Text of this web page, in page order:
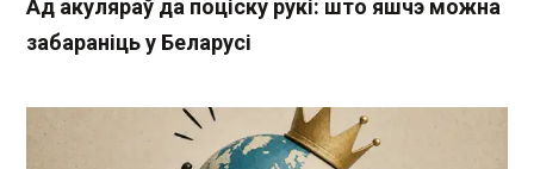
Ад акуляраў да поціску рукі: што яшчэ можна
забараніць у Беларусі